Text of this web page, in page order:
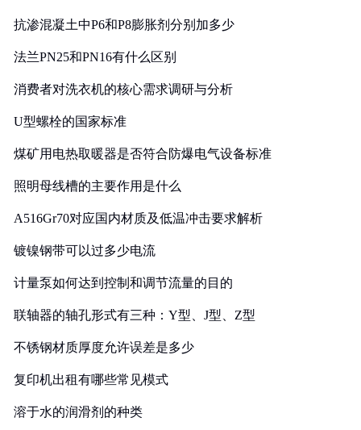
抗渗混凝土中P6和P8膨胀剂分别加多少
法兰PN25和PN16有什么区别
消费者对洗衣机的核心需求调研与分析
U型螺栓的国家标准
煤矿用电热取暖器是否符合防爆电气设备标准
照明母线槽的主要作用是什么
A516Gr70对应国内材质及低温冲击要求解析
镀镍钢带可以过多少电流
计量泵如何达到控制和调节流量的目的
联轴器的轴孔形式有三种：Y型、J型、Z型
不锈钢材质厚度允许误差是多少
复印机出租有哪些常见模式
溶于水的润滑剂的种类